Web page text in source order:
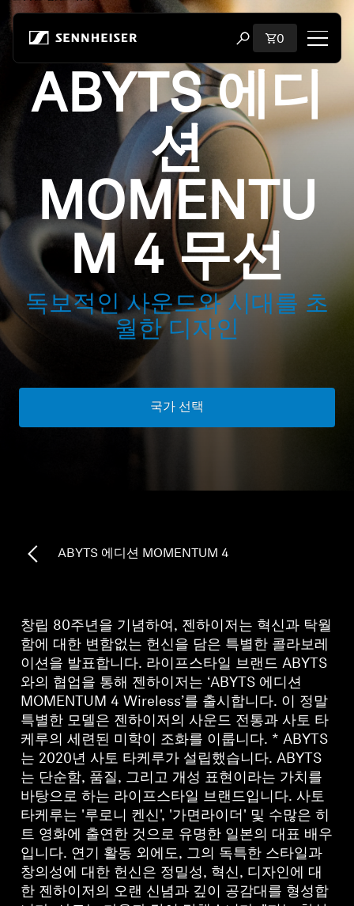
검색 모달 열기
장바구니에
0
쇼핑
모든 오디오파일용 헤드폰
모든 사운드바
청문회
동글 및 송신기
지원
전문적인
ABYTS 에디
션
MOMENTU
M 4 무선
독보적인 사운드와 시대를 초
월한 디자인
국가 선택
ABYTS 에디션 MOMENTUM 4
창립 80주년을 기념하여, 젠하이저는 혁신과 탁월
함에 대한 변함없는 헌신을 담은 특별한 콜라보레
이션을 발표합니다. 라이프스타일 브랜드 ABYTS
와의 협업을 통해 젠하이저는 ‘ABYTS 에디션
MOMENTUM 4 Wireless’를 출시합니다. 이 정말
특별한 모델은 젠하이저의 사운드 전통과 사토 타
케루의 세련된 미학이 조화를 이룹니다. * ABYTS
는 2020년 사토 타케루가 설립했습니다. ABYTS
는 단순함, 품질, 그리고 개성 표현이라는 가치를
바탕으로 하는 라이프스타일 브랜드입니다. 사토
타케루는 '루로니 켄신', '가면라이더' 및 수많은 히
트 영화에 출연한 것으로 유명한 일본의 대표 배우
입니다. 연기 활동 외에도, 그의 독특한 스타일과
창의성에 대한 헌신은 정밀성, 혁신, 디자인에 대
한 젠하이저의 오랜 신념과 깊이 공감대를 형성합